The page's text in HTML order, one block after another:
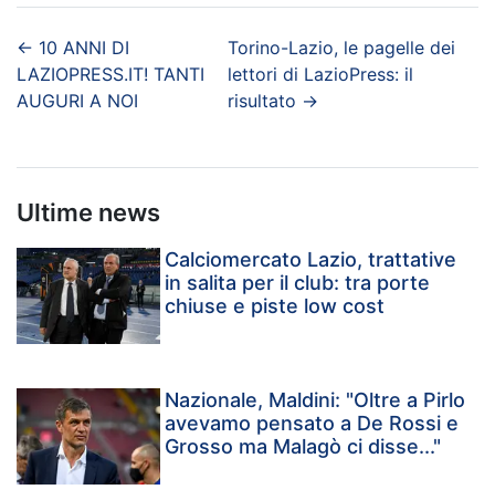
← 10 ANNI DI
LAZIOPRESS.IT! TANTI
AUGURI A NOI
Torino-Lazio, le pagelle dei
lettori di LazioPress: il
risultato →
Ultime news
Calciomercato Lazio, trattative
in salita per il club: tra porte
chiuse e piste low cost
Nazionale, Maldini: "Oltre a Pirlo
avevamo pensato a De Rossi e
Grosso ma Malagò ci disse..."